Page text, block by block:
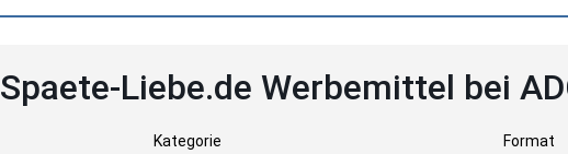
Spaete-Liebe.de Werbemittel bei
Kategorie
Format